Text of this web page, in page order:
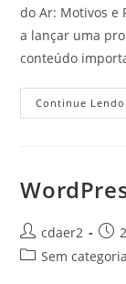
do Ar: Motivos e
a lançar uma
conteúdo
Continue Lendo
Autor
do
cdaer2
Post
Categoria
Sem categoria